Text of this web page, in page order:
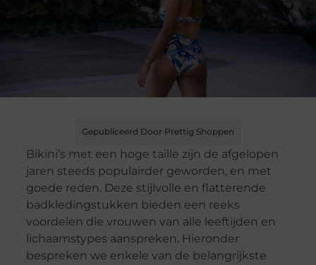
Gepubliceerd Door Prettig Shoppen
Bikini’s met een hoge taille zijn de afgelopen
jaren steeds populairder geworden, en met
goede reden. Deze stijlvolle en flatterende
badkledingstukken bieden een reeks
voordelen die vrouwen van alle leeftijden en
lichaamstypes aanspreken. Hieronder
bespreken we enkele van de belangrijkste